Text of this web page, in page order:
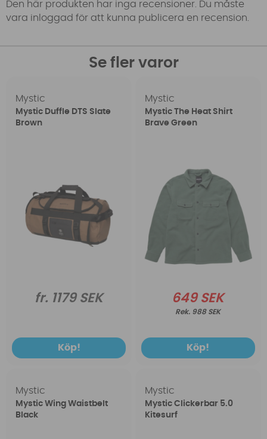
Den här produkten har inga recensioner. Du måste
vara inloggad för att kunna publicera en recension.
Se fler varor
Mystic
Mystic Duffle DTS Slate
Brown
fr. 1179 SEK
Köp!
Mystic
Mystic The Heat Shirt
Brave Green
649 SEK
988 SEK
Köp!
Mystic
Mystic Wing Waistbelt
Black
Mystic
Mystic Clickerbar 5.0
Kitesurf